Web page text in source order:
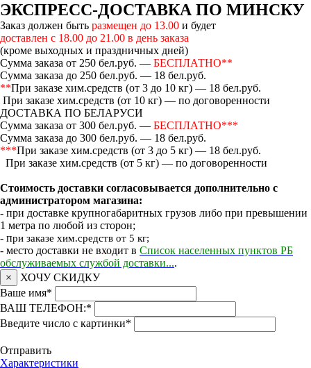
ЭКСПРЕСС-ДОСТАВКА ПО МИНСКУ
Заказ должен быть размещен до 13.00 и будет
доставлен с 18.00 до 21.00 в день заказа
(кроме выходных и праздничных дней)
Сумма заказа от 250 бел.руб. — БЕСПЛАТНО**
Сумма заказа до 250 бел.руб. — 18 бел.руб.
**При заказе хим.средств (от 3 до 10 кг) — 18 бел.руб.
При заказе хим.средств (от 10 кг) — по договоренности
ДОСТАВКА ПО БЕЛАРУСИ
Сумма заказа от 300 бел.руб. — БЕСПЛАТНО***
Сумма заказа до 300 бел.руб. — 18 бел.руб.
***При заказе хим.средств (от 3 до 5 кг) — 18 бел.руб.
При заказе хим.средств (от 5 кг) — по договоренности
Стоимость доставки согласовывается дополнительно с
администратором магазина:
- при доставке крупногабаритных грузов либо при превышении
1 метра по любой из сторон;
- при заказе хим.средств от 5 кг;
- место доставки не входит в Список населенных пунктов РБ
обслуживаемых службой доставки....
×
ХОЧУ СКИДКУ
Ваше имя*
ВАШ ТЕЛЕФОН:*
Введите число с картинки*
Отправить
Характеристики